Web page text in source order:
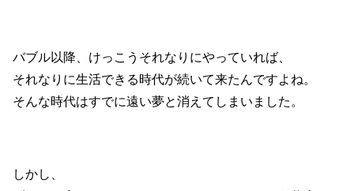
バブル以降、けっこうそれなりにやっていれば、
それなりに生活できる時代が続いて来たんですよね。
そんな時代はすでに遠い夢と消えてしまいました。
しかし、